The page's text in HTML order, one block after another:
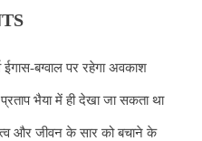
ईगास-बग्वाल पर रहेगा अवकाश
भैया में ही देखा जा सकता था
और जीवन के सार को बचाने के